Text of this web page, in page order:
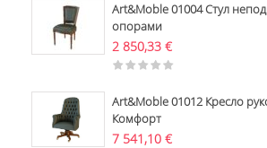
Art&Moble 01004 Стул
опорами
2 850,33 €
Art&Moble 01012 Кресло
Комфорт
7 541,10 €